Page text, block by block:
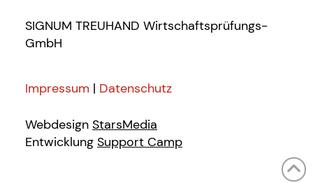
SIGNUM TREUHAND Wirtschaftsprüfungs-
GmbH
Impressum | Datenschutz
Webdesign StarsMedia
Entwicklung Support Camp